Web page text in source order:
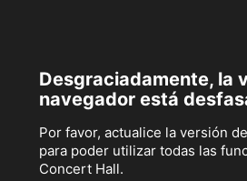
Desgraciadamente, la
navegador está
Por favor, actualice la versión
para poder utilizar todas las
Concert Hall.